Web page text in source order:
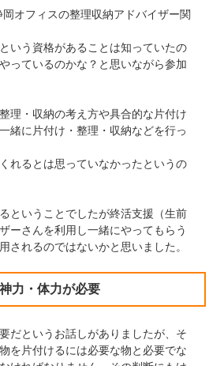
オフィスの整理収納アドバイザー関
いう資格があることは知っていたの
っているのかな？と思いながら参加
理・収納の考え方や具合的な片付け
緒に片付け・整理・収納などを行っ
れるとは思っていなかったというの
ということでしたが終活支援（生前
ーさんを利用し一緒にやってもらう
されるのではないかと思いました。
力・体力が必要
だというお話しがありましたが、そ
を片付けるには必要な物と必要でな